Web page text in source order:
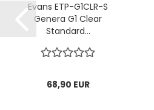
Evans ETP-G1CLR-S
Genera G1 Clear
Standard...
68,90 EUR